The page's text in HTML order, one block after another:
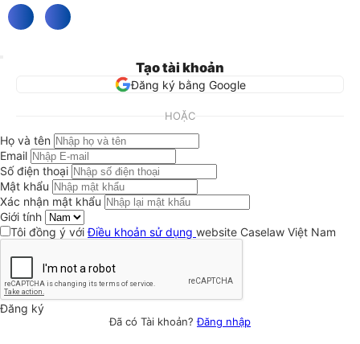
Tạo tài khoản
Đăng ký bằng Google
HOẶC
Họ và tên
Email
Số điện thoại
Mật khẩu
Xác nhận mật khẩu
Giới tính
Tôi đồng ý vớiĐiều khoản sử dụng website Caselaw Việt Nam
Đăng ký
Đã có Tài khoản?Đăng nhập